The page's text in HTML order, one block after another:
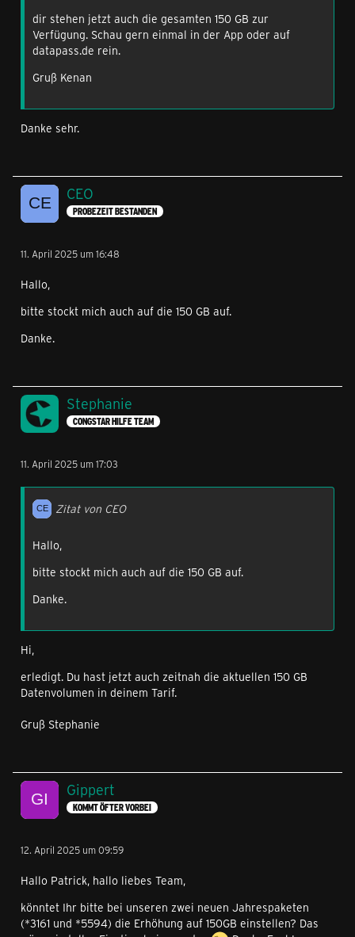
dir stehen jetzt auch die gesamten 150 GB zur
Verfügung. Schau gern einmal in der App oder auf
datapass.de rein.
Gruß Kenan
Danke sehr.
CEO
PROBEZEIT BESTANDEN
11. April 2025 um 16:48
Hallo,
bitte stockt mich auch auf die 150 GB auf.
Danke.
Stephanie
CONGSTAR HILFE TEAM
11. April 2025 um 17:03
Zitat von CEO
Hallo,
bitte stockt mich auch auf die 150 GB auf.
Danke.
Hi,
erledigt. Du hast jetzt auch zeitnah die aktuellen 150 GB
Datenvolumen in deinem Tarif.
Gruß Stephanie
Gippert
KOMMT ÖFTER VORBEI
12. April 2025 um 09:59
Hallo Patrick, hallo liebes Team,
könntet Ihr bitte bei unseren zwei neuen Jahrespaketen
(*3161 und *5594) die Erhöhung auf 150GB einstellen? Das